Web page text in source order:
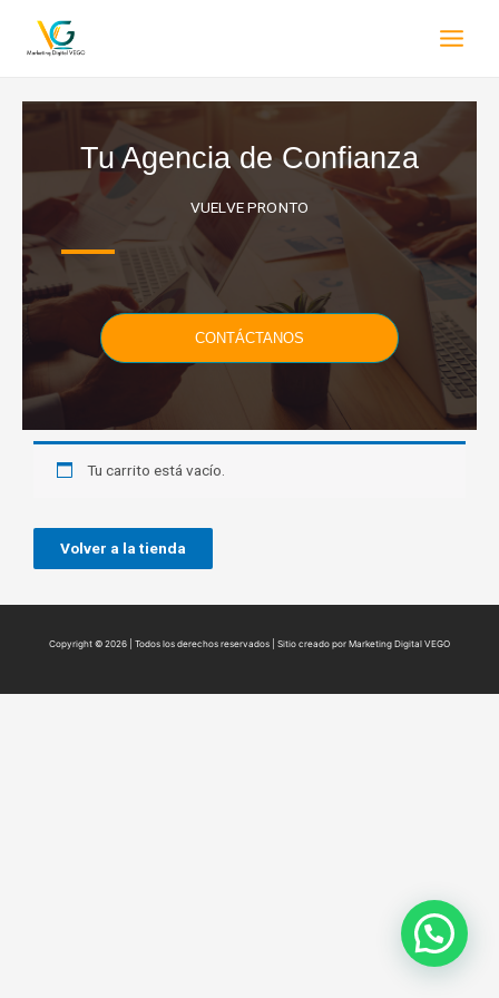
Tu Agencia de Confianza
VUELVE PRONTO
CONTÁCTANOS
Tu carrito está vacío.
Volver a la tienda
Copyright © 2026 | Todos los derechos reservados | Sitio creado por Marketing Digital VEGO